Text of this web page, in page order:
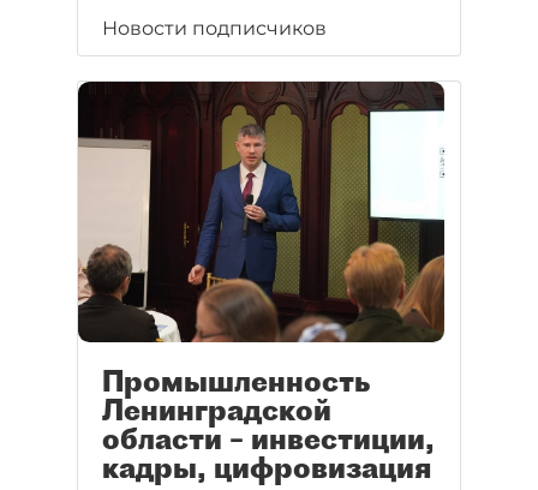
Новости подписчиков
Промышленность
Ленинградской
области – инвестиции,
кадры, цифровизация